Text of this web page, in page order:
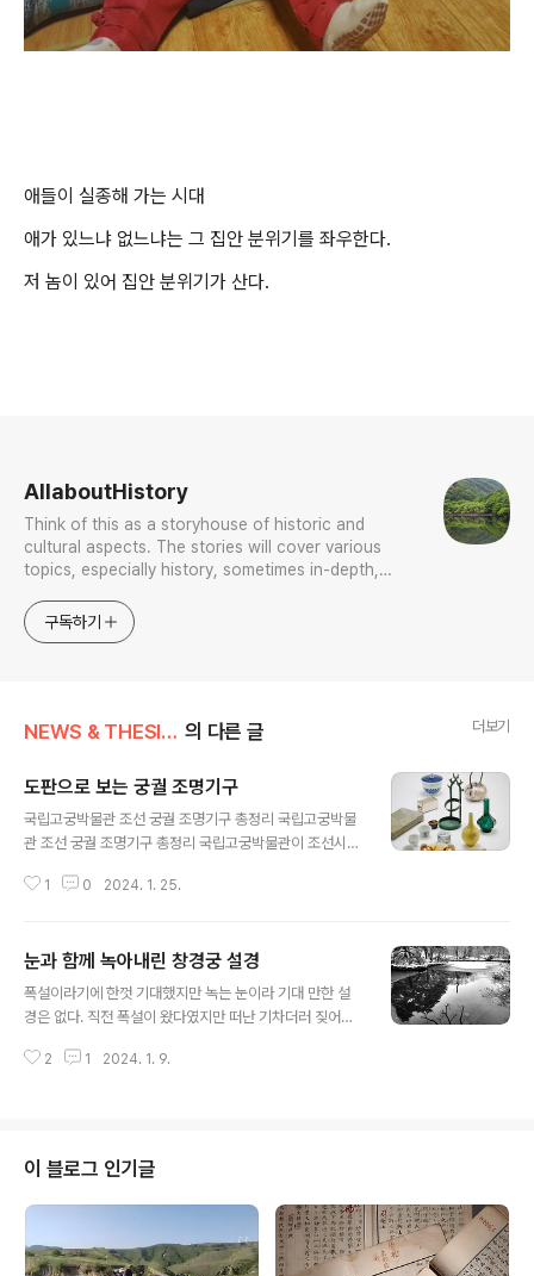
애들이 실종해 가는 시대
애가 있느냐 없느냐는 그 집안 분위기를 좌우한다.
저 놈이 있어 집안 분위기가 산다.
AllaboutHistory
Think of this as a storyhouse of historic and
cultural aspects. The stories will cover various
topics, especially history, sometimes in-depth,
approach will be to resist any common sense or
generalized viewpoint
구독하기
NEWS & THESIS/Photo News 의 다른 글 더보기
도판으로 보는 궁궐 조명기구
국립고궁박물관 조선 궁궐 조명기구 총정리 국립고궁박물
관 조선 궁궐 조명기구 총정리 국립고궁박물관이 조선시대
구照明器具》를 발간하는 한편 숙종과 고종 연간에 각각
다는 소식을 전했거니와 이에서는 그에 수록한 조명기구
면면을 도판들로 살피기로 한다.
1 0 2024. 1. 25.
눈과 함께 녹아내린 창경궁 설경
폭설이라기에 한껏 기대했지만 녹는 눈이라 기대 만한 설
경은 없다. 직전 폭설이 왔다였지만 떠난 기차더러 짖어봤
하는 그것이라 삼사월 서설이 좋다. 수북한 눈 그에 짓눌려
2 1 2024. 1. 9.
이 블로그 인기글